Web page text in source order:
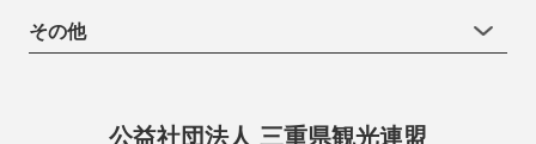
その他
公益社団法人 三重県観光連盟